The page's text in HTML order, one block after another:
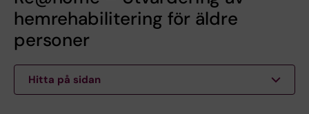
hemrehabilitering för äldre
personer
Hitta på sidan